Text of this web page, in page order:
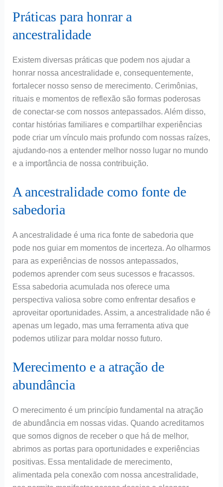
Práticas para honrar a
ancestralidade
Existem diversas práticas que podem nos ajudar a
honrar nossa ancestralidade e, consequentemente,
fortalecer nosso senso de merecimento. Cerimônias,
rituais e momentos de reflexão são formas poderosas
de conectar-se com nossos antepassados. Além disso,
contar histórias familiares e compartilhar experiências
pode criar um vínculo mais profundo com nossas raízes,
ajudando-nos a entender melhor nosso lugar no mundo
e a importância de nossa contribuição.
A ancestralidade como fonte de
sabedoria
A ancestralidade é uma rica fonte de sabedoria que
pode nos guiar em momentos de incerteza. Ao olharmos
para as experiências de nossos antepassados,
podemos aprender com seus sucessos e fracassos.
Essa sabedoria acumulada nos oferece uma
perspectiva valiosa sobre como enfrentar desafios e
aproveitar oportunidades. Assim, a ancestralidade não é
apenas um legado, mas uma ferramenta ativa que
podemos utilizar para moldar nosso futuro.
Merecimento e a atração de
abundância
O merecimento é um princípio fundamental na atração
de abundância em nossas vidas. Quando acreditamos
que somos dignos de receber o que há de melhor,
abrimos as portas para oportunidades e experiências
positivas. Essa mentalidade de merecimento,
alimentada pela conexão com nossa ancestralidade,